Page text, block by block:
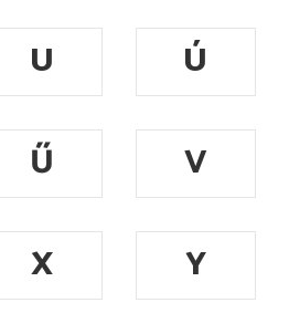
U
Ú
Ű
V
X
Y